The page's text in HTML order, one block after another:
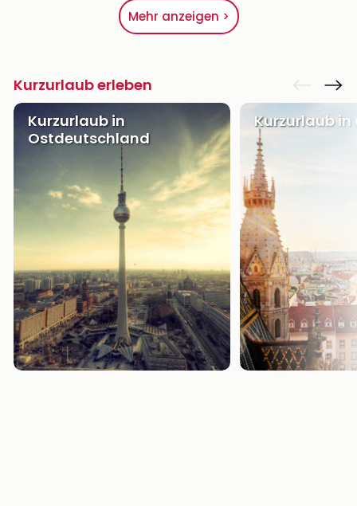
Mehr anzeigen >
Kurzurlaub erleben
Kurzurlaub in
Ostdeutschland
Kurzurlaub in